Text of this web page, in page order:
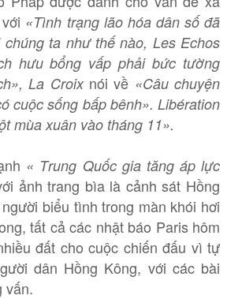
với «Tình trạng lão hóa dân số đã
ta như thế nào, Les Echos
hưu bổng vấp phải bức tường
La Croixnói về «Câu chuyện
cuộc sống bấp bênh». Libération
mùa xuân vào tháng 11».
« Trung Quốc gia tăng áp lực
ảnh trang bìa là cảnh sát Hồng
biểu tình trong màn khói hơi
tất cả các nhật báo Paris hôm
đất cho cuộc chiến đấu vì tự
dân Hồng Kông, với các bài
vấn.